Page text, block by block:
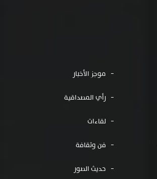
موجز الأخبار
رأي المصداقية
لقاءات
فن وثقافة
حديث الصور